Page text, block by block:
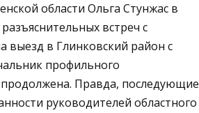
области Ольга Стунжас в
встреч с
выезд в Глинковский район с
профильного
Правда, последующие
руководителей областного